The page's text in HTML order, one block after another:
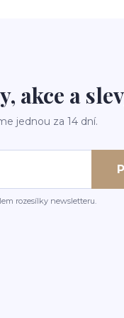
akce a
jednou za 14 dní.
rozesílky newsletteru.